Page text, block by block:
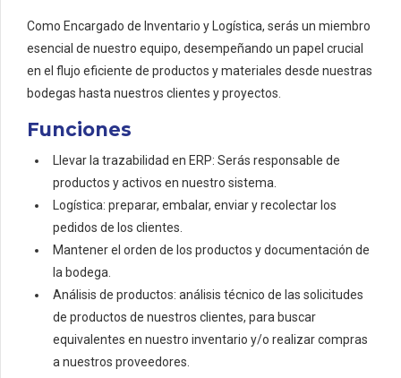
Como Encargado de Inventario y Logística, serás un miembro
esencial de nuestro equipo, desempeñando un papel crucial
en el flujo eficiente de productos y materiales desde nuestras
bodegas hasta nuestros clientes y proyectos.
Funciones
Llevar la trazabilidad en ERP: Serás responsable de
productos y activos en nuestro sistema.
Logística: preparar, embalar, enviar y recolectar los
pedidos de los clientes.
Mantener el orden de los productos y documentación de
la bodega.
Análisis de productos: análisis técnico de las solicitudes
de productos de nuestros clientes, para buscar
equivalentes en nuestro inventario y/o realizar compras
a nuestros proveedores.